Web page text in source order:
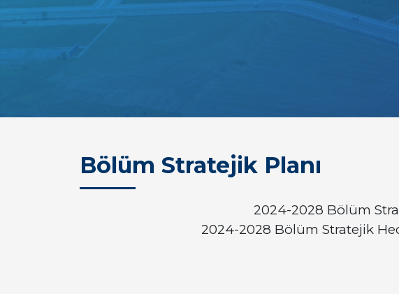
Bölüm Stratejik Planı
2024-2028 Bölüm
2024-2028 Bölüm Stratejik